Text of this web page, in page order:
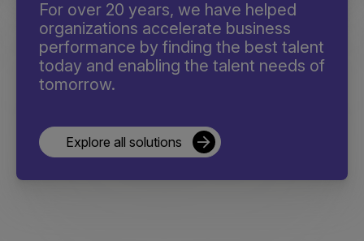
For over 20 years, we have helped
organizations accelerate business
performance by finding the best talent
today and enabling the talent needs of
tomorrow.
Explore all solutions